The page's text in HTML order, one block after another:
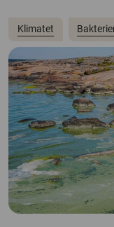
Klimatet